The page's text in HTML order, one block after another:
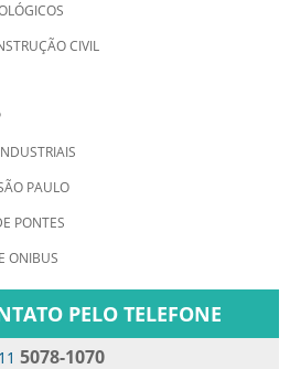
CIVIL
PAULO
PONTES
ONIBUS
PELO TELEFONE
11 5078-1070